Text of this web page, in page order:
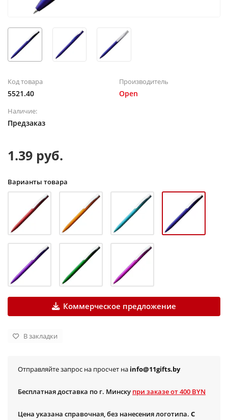
Код товара
5521.40
Производитель
Open
Наличие:
Предзаказ
1.39 руб.
Варианты товара
Коммерческое предложение
В закладки
Отправляйте запрос на просчет на info@11gifts.by
Бесплатная доставка по г. Минску при заказе от 400 BYN
Цена указана справочная, без нанесения логотипа. С